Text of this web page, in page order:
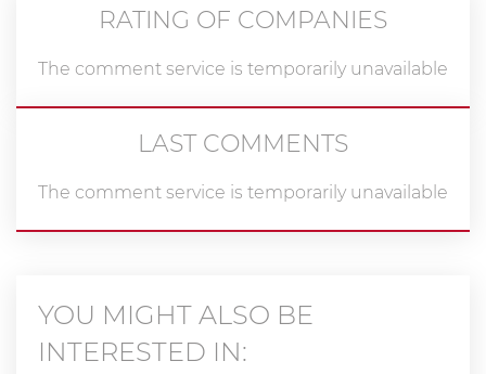
RATING OF COMPANIES
The comment service is temporarily unavailable
LAST COMMENTS
The comment service is temporarily unavailable
YOU MIGHT ALSO BE
INTERESTED IN: